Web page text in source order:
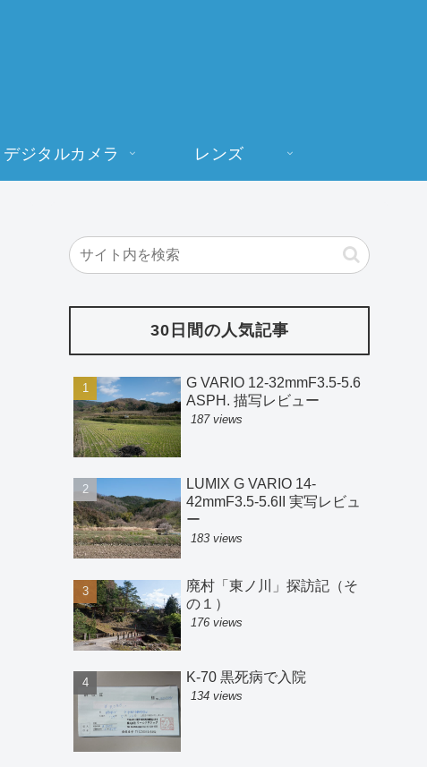
デジタルカメラ レンズ
30日間の人気記事
G VARIO 12-32mmF3.5-5.6
ASPH. 描写レビュー
187 views
LUMIX G VARIO 14-
42mmF3.5-5.6II 実写レビュ
ー
183 views
廃村「東ノ川」探訪記（そ
の１）
176 views
K-70 黒死病で入院
134 views